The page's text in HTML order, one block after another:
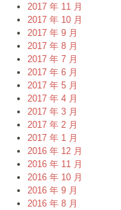
2017 年 11 月
2017 年 10 月
2017 年 9 月
2017 年 8 月
2017 年 7 月
2017 年 6 月
2017 年 5 月
2017 年 4 月
2017 年 3 月
2017 年 2 月
2017 年 1 月
2016 年 12 月
2016 年 11 月
2016 年 10 月
2016 年 9 月
2016 年 8 月